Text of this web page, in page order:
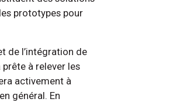
prototypes pour
de l’intégration de
à relever les
activement à
général. En